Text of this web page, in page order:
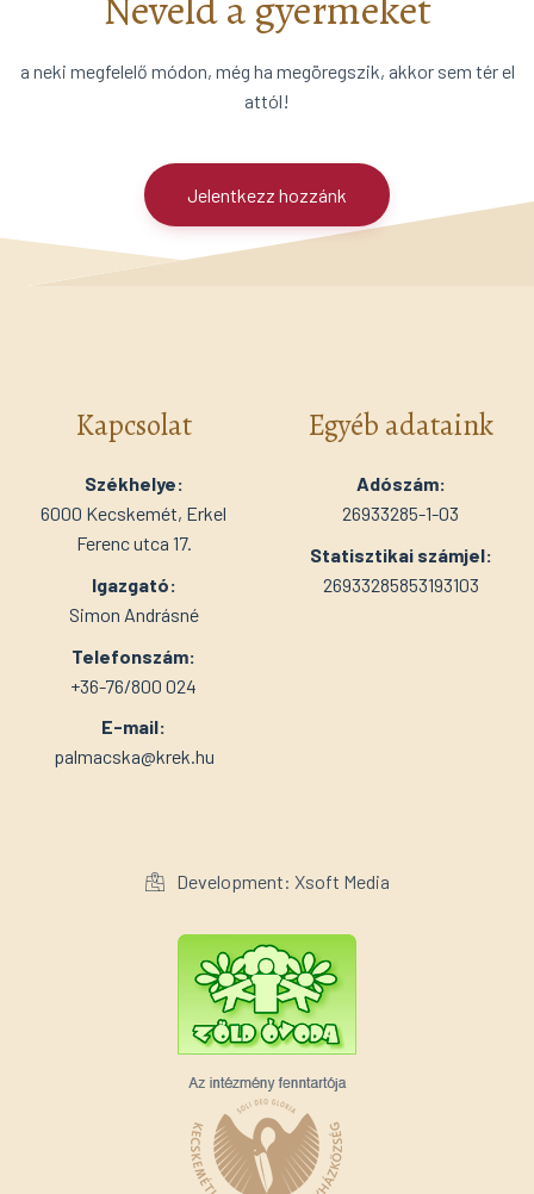
a neki megfelelő módon, még ha megöregszik, akkor sem tér el
attól!
Jelentkezz hozzánk
Kapcsolat
Székhelye:
6000 Kecskemét, Erkel
Ferenc utca 17.
Igazgató:
Simon Andrásné
Telefonszám:
+36-76/800 024
E-mail:
palmacska@krek.hu
Egyéb adataink
Adószám:
26933285-1-03
Statisztikai számjel:
26933285853193103
Development: Xsoft Media